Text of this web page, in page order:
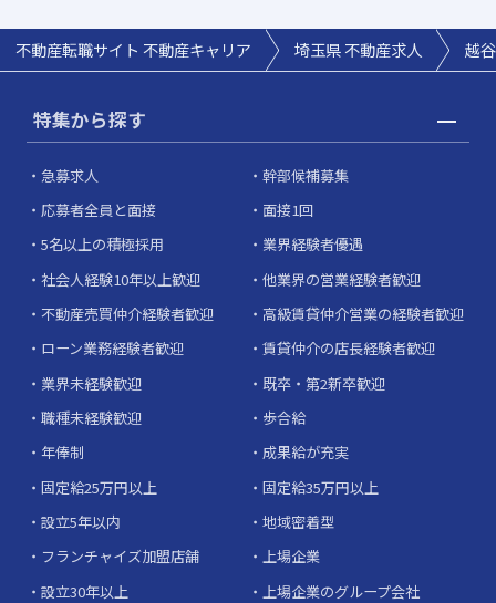
不動産転職サイト 不動産キャリア 埼玉県 不動産求人 越
特集から探す
急募求人
幹部候補募集
応募者全員と面接
面接1回
5名以上の積極採用
業界経験者優遇
社会人経験10年以上歓迎
他業界の営業経験者歓迎
不動産売買仲介経験者歓迎
高級賃貸仲介営業の経験者歓迎
ローン業務経験者歓迎
賃貸仲介の店長経験者歓迎
業界未経験歓迎
既卒・第2新卒歓迎
職種未経験歓迎
歩合給
年俸制
成果給が充実
固定給25万円以上
固定給35万円以上
設立5年以内
地域密着型
フランチャイズ加盟店舗
上場企業
設立30年以上
上場企業のグループ会社